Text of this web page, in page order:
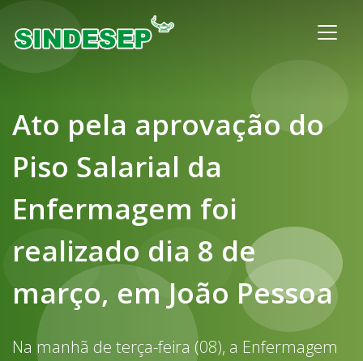
Ato pela aprovação do
Piso Salarial da
Enfermagem foi
realizado dia 8 de
março, em João Pessoa
Na manhã de terça-feira (08), a Enfermagem